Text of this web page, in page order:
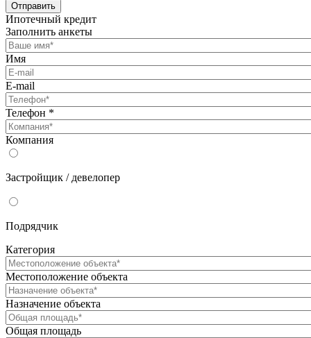
Отправить
Ипотечный кредит
Заполнить анкеты
Имя
E-mail
Телефон *
Компания
Застройщик / девелопер
Подрядчик
Категория
Местоположение объекта
Назначение объекта
Общая площадь